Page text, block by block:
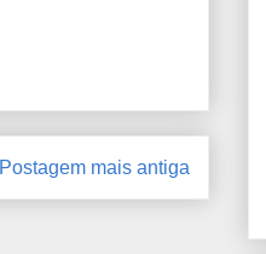
Postagem mais antiga